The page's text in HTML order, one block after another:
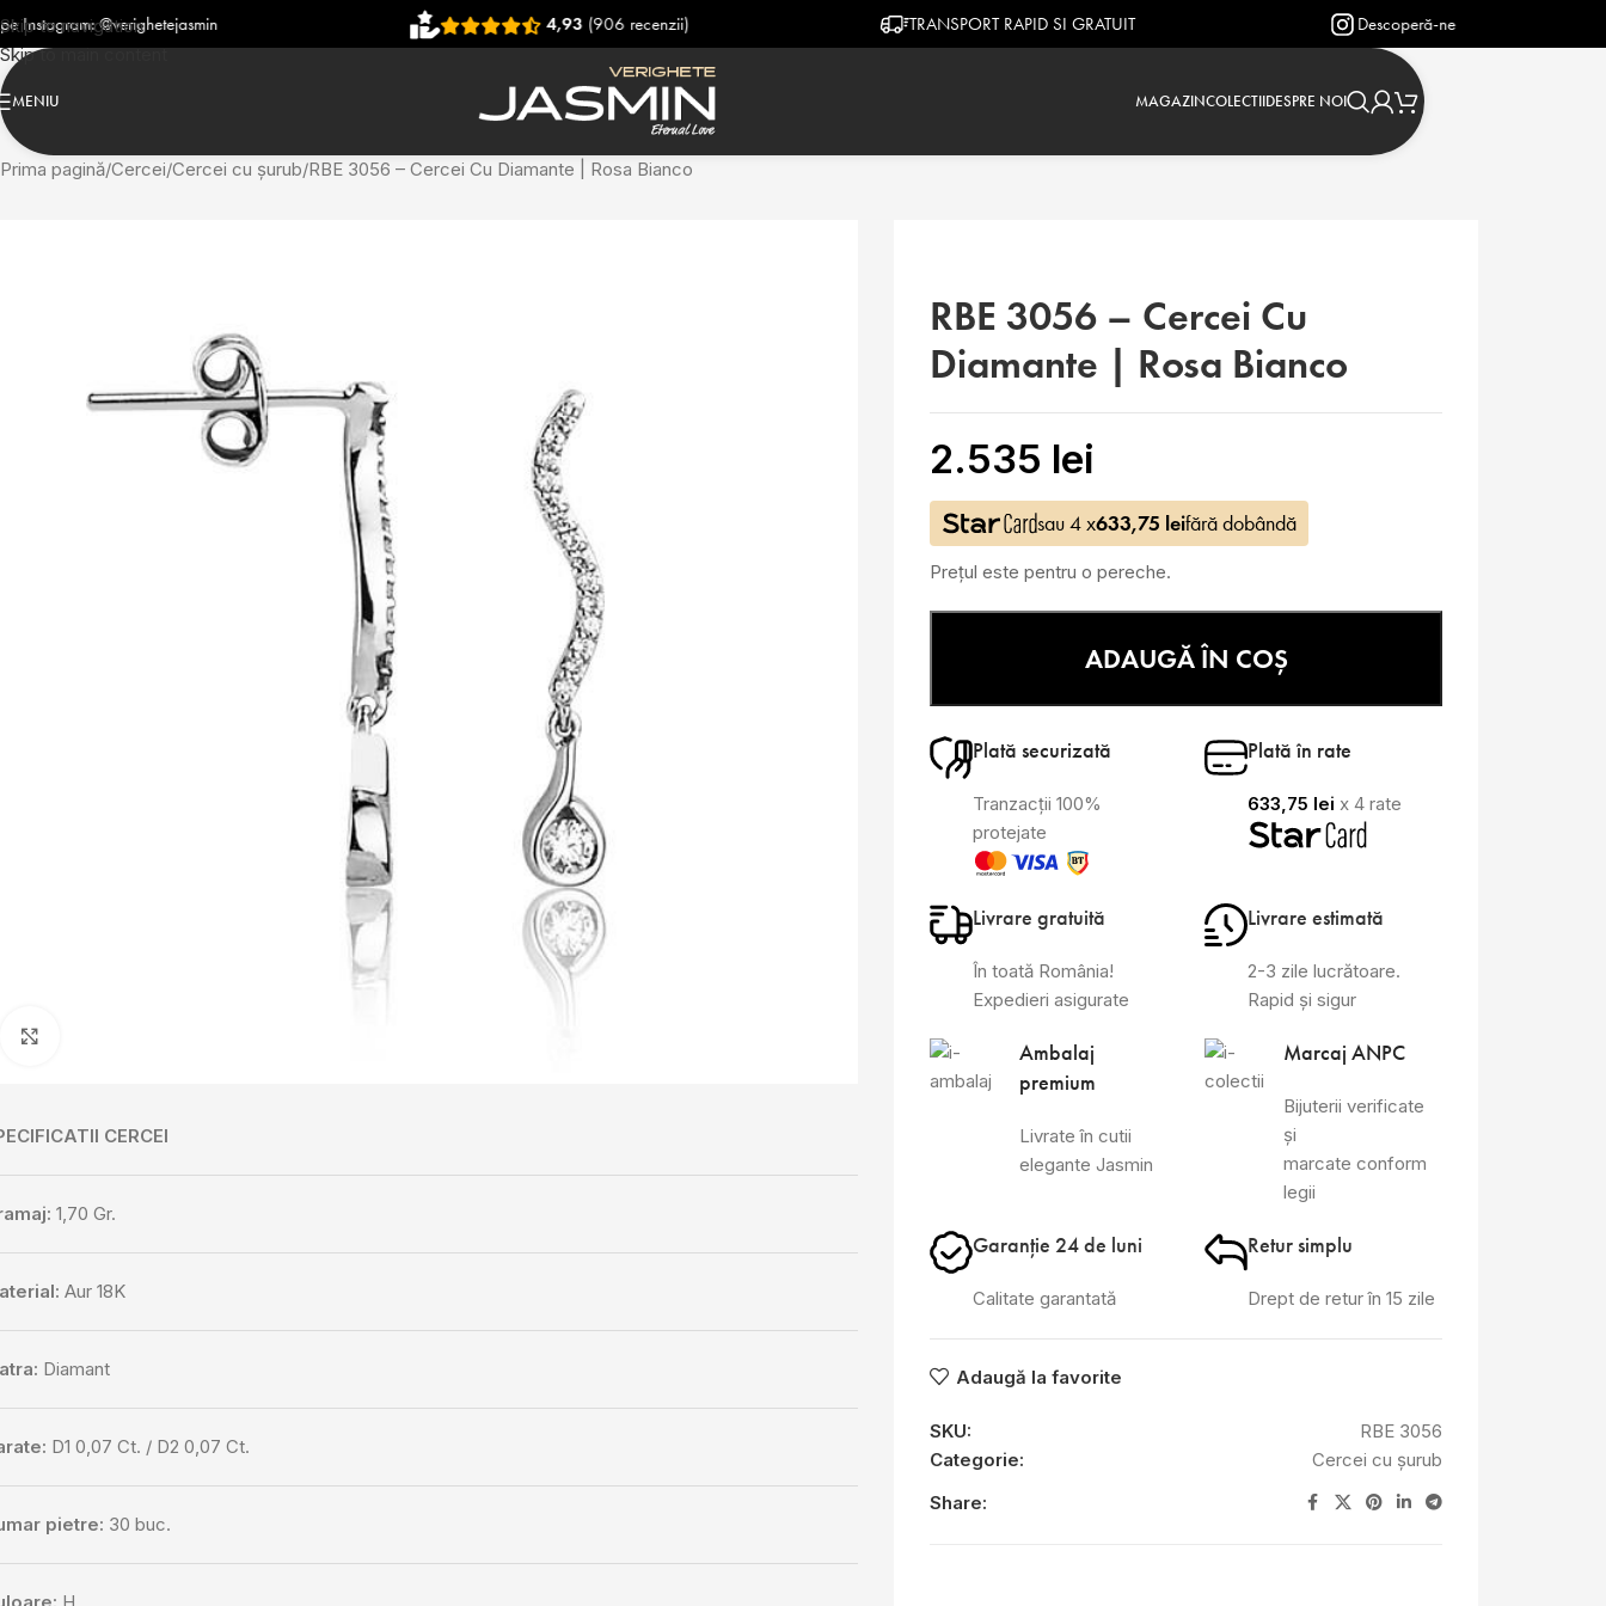
Skip to navigation
Skip to main content
4,93(906 recenzii) TRANSPORT RAPID SI GRATUIT Descoperă-ne pe Instagram: @verighetejasmin
MENIU MAGAZINCOLECTIIDESPRE NOI
Prima pagină Cercei Cercei cu șurub RBE 3056 – Cercei Cu Diamante | Rosa Bianco
CERCEI
1,70 Gr.
Aur 18K
Diamant
D1 0,07 Ct. / D2 0,07 Ct.
pietre: 30 buc.
RBE 3056 – Cercei Cu
Diamante | Rosa Bianco
2.535 lei
sau 4 x633,75 leifără dobândă
Prețul este pentru o pereche.
ADAUGĂ ÎN COȘ
Plată securizată
Tranzacții 100%
protejate
Plată în rate
633,75 lei x 4 rate
Livrare gratuită
În toată România!
Expedieri asigurate
Livrare estimată
2-3 zile lucrătoare.
Rapid și sigur
Ambalaj
premium
Livrate în cutii
elegante Jasmin
Marcaj ANPC
Bijuterii verificate
și
marcate conform
legii
Garanție 24 de luni
Calitate garantată
Retur simplu
Drept de retur în 15 zile
Adaugă la favorite
SKU:
RBE 3056
Categorie:
Cercei cu șurub
Share: